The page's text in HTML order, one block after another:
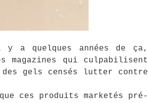
a quelques années de ça,
qui culpabilisent
gels censés lutter contre
ces produits marketés pré-